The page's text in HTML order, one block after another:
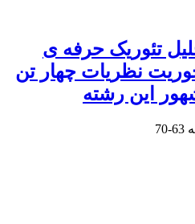
تئوریک حرفه ی
نظریات چهار تن
این رشته
63-70